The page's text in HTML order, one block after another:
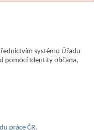
systému Úřadu
pomocí Identity občana,
práce ČR.